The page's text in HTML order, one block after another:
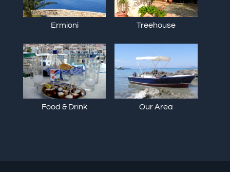
Ermioni Treehouse
Food & Drink Our Area